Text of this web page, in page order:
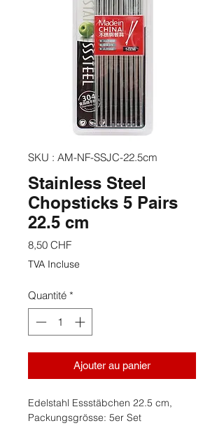
SKU : AM-NF-SSJC-22.5cm
Stainless Steel
Chopsticks 5 Pairs
22.5 cm
8,50 CHFPrix
TVA Incluse
Quantité *
Ajouter au panier
Edelstahl Essstäbchen 22.5 cm,
Packungsgrösse: 5er Set